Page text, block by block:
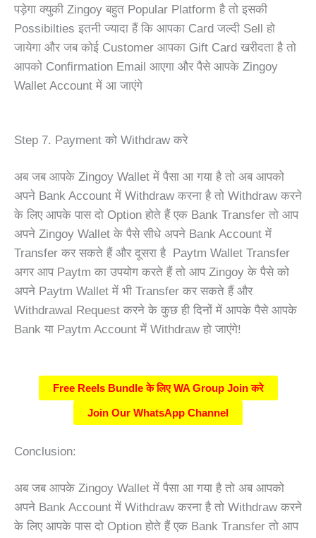
पड़ेगा क्युकी Zingoy बहुत Popular Platform है तो इसकी
Possibilties इतनी ज्यादा हैं कि आपका Card जल्दी Sell हो
जायेगा और जब कोई Customer आपका Gift Card खरीदता है तो
आपको Confirmation Email आएगा और पैसे आपके Zingoy
Wallet Account में आ जाएंगे
Step 7. Payment को Withdraw करे
अब जब आपके Zingoy Wallet में पैसा आ गया है तो अब आपको
अपने Bank Account में Withdraw करना है तो Withdraw करने
के लिए आपके पास दो Option होते हैं एक Bank Transfer तो आप
अपने Zingoy Wallet के पैसे सीधे अपने Bank Account में
Transfer कर सकते हैं और दूसरा है Paytm Wallet Transfer
अगर आप Paytm का उपयोग करते हैं तो आप Zingoy के पैसे को
अपने Paytm Wallet में भी Transfer कर सकते हैं और
Withdrawal Request करने के कुछ ही दिनों में आपके पैसे आपके
Bank या Paytm Account में Withdraw हो जाएंगे!
Free Reels Bundle के लिए WA Group Join करे
Join Our WhatsApp Channel
Conclusion:
अब जब आपके Zingoy Wallet में पैसा आ गया है तो अब आपको
अपने Bank Account में Withdraw करना है तो Withdraw करने
के लिए आपके पास दो Option होते हैं एक Bank Transfer तो आप